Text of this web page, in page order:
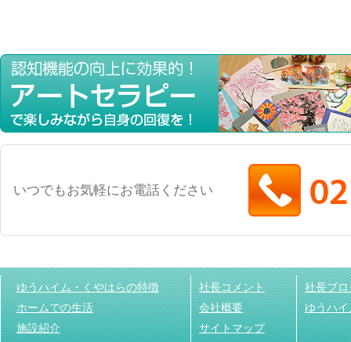
いつでもお気軽にお電話ください
ゆうハイム・くやはらの特徴
ホームでの生活
施設紹介
社長コメント
会社概要
サイトマップ
社長ブロ
ゆうハ